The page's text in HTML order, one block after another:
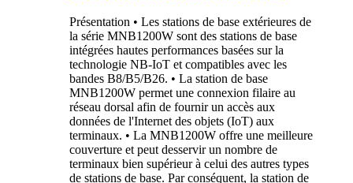
Présentation • Les stations de base extérieures de
la série MNB1200W sont des stations de base
intégrées hautes performances basées sur la
technologie NB-IoT et compatibles avec les
bandes B8/B5/B26. • La station de base
MNB1200W permet une connexion filaire au
réseau dorsal afin de fournir un accès aux
données de l'Internet des objets (IoT) aux
terminaux. • La MNB1200W offre une meilleure
couverture et peut desservir un nombre de
terminaux bien supérieur à celui des autres types
de stations de base. Par conséquent, la station de